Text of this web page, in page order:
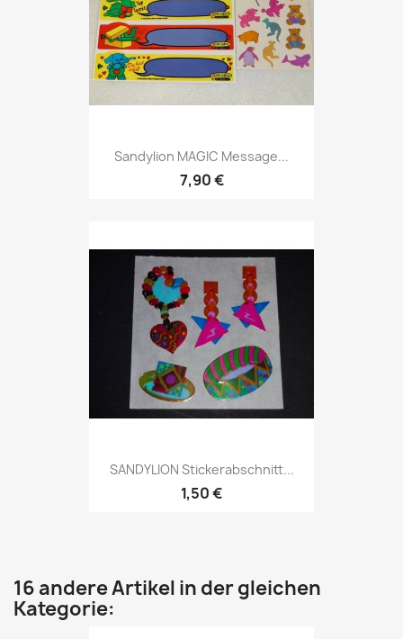
Sandylion MAGIC Message...
7,90 €
SANDYLION Stickerabschnitt...
1,50 €
16 andere Artikel in der gleichen
Kategorie: